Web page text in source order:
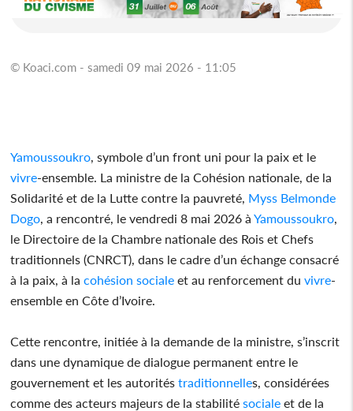
© Koaci.com - samedi 09 mai 2026 - 11:05
Yamoussoukro, symbole d’un front uni pour la paix et le
vivre-ensemble. La ministre de la Cohésion nationale, de la
Solidarité et de la Lutte contre la pauvreté, Myss Belmonde
Dogo, a rencontré, le vendredi 8 mai 2026 àYamoussoukro,
le Directoire de la Chambre nationale des Rois et Chefs
traditionnels (CNRCT), dans le cadre d’un échange consacré
à la paix, à la cohésion sociale et au renforcement du vivre-
ensemble en Côte d’Ivoire.
Cette rencontre, initiée à la demande de la ministre, s’inscrit
dans une dynamique de dialogue permanent entre le
gouvernement et les autorités traditionnelles, considérées
comme des acteurs majeurs de la stabilité sociale et de la